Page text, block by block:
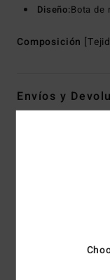
Diseño:Bota de
Composición
Envíos y
Reseñas